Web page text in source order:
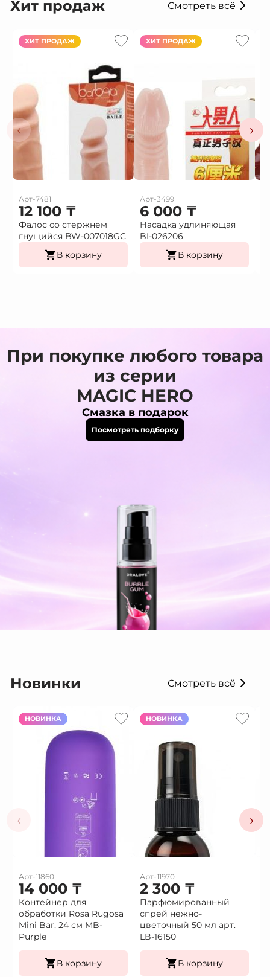
Хит продаж Смотреть всё
‹
ХИТ ПРОДАЖ
Арт-7481
12 100 ₸
Фалос со стержнем
гнущийся BW-007018GС
В корзину
ХИТ ПРОДАЖ
Арт-3499
6 000 ₸
Насадка удлиняющая
BI-026206
В корзину
›
При покупке любого товара
из серии
MAGIC HERO
Смазка в подарок
Посмотреть подборку
Новинки Смотреть всё
‹
НОВИНКА
Арт-11860
14 000 ₸
Контейнер для
обработки Rosa Rugosa
Mini Bar, 24 см MB-
Purple
В корзину
НОВИНКА
Арт-11970
2 300 ₸
Парфюмированный
спрей нежно-
цветочный 50 мл арт.
LB-16150
В корзину
›